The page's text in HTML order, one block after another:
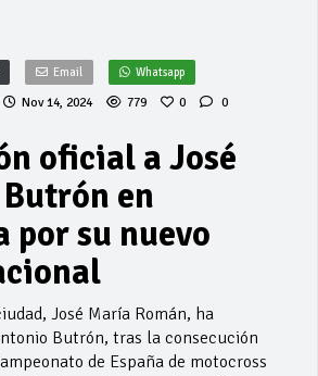
Email Whatsapp
Nov 14, 2024 779 0 0
oficial a José
en
por su nuevo
José María Román, ha
Butrón, tras la consecución
de España de motocross